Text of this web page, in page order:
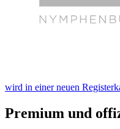
wird in einer neuen
Premium und